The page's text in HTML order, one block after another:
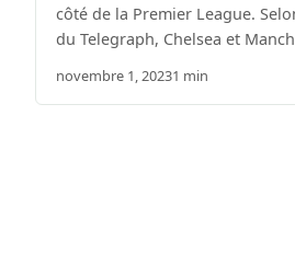
côté de la Premier League.
du Telegraph, Chelsea et
novembre 1, 20231 min